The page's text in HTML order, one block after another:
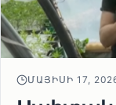
ՄԱՅԻՍԻ 17,